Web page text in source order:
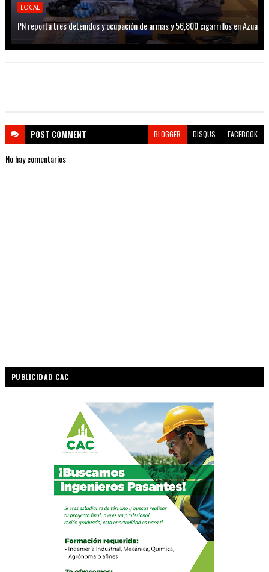
LOCAL
PN reporta tres detenidos y ocupación de armas y 56,800 cigarrillos en Azua
POST COMMENT BLOGGER DISQUS FACEBOOK
No hay comentarios
PUBLICIDAD CAC